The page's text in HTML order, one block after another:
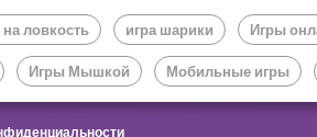
ловкость игра шарики Игры
Игры Мышкой Мобильные игры